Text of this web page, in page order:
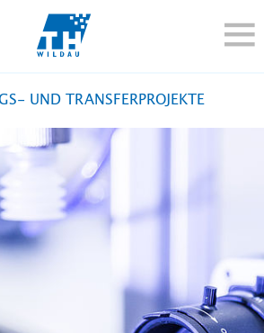
TH-
TRANSFER
Anfahrt Moodle
English
UND TRANSFERPROJEKTE